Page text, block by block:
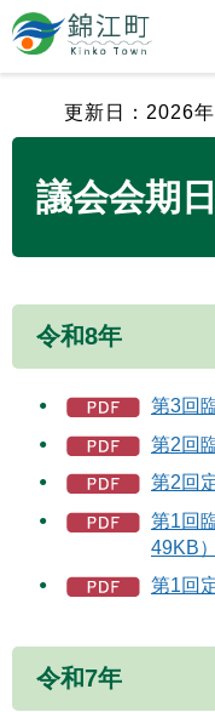
錦江町 Kinko
Town
更新日：2026
議会会期
令和8年
第3回
第2回
第2回
第1回
49KB）
第1回
令和7年